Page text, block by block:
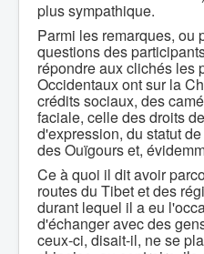
plus sympathique.
Parmi les remarques, ou
questions des
répondre aux clichés les
Occidentaux ont sur la
crédits sociaux, des
faciale, celle des droits
d'expression, du statut
des Ouïgours et,
Ce à quoi il dit avoir
routes du Tibet et des
durant lequel il a eu
d'échanger avec des
ceux-ci, disait-il, ne se